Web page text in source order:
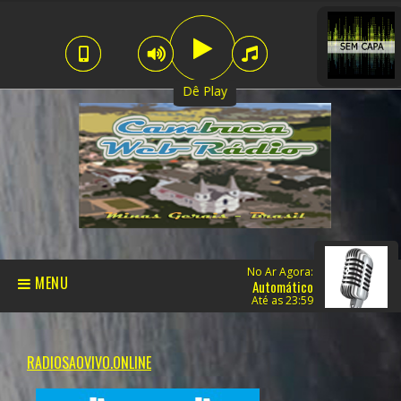
Dê Play
MENU
No Ar Agora:
Automático
Até as 23:59
RADIOSAOVIVO.ONLINE